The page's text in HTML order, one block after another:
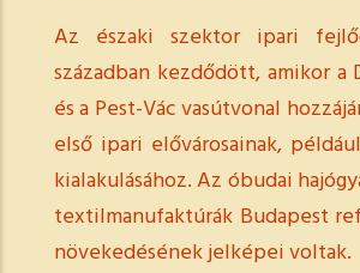
Az északi szektor ipari
században kezdődött, amikor a
és a Pest-Vác vasútvonal
első ipari elővárosainak,
kialakulásához. Az óbudai
textilmanufaktúrák Budapest
növekedésének jelképei voltak.